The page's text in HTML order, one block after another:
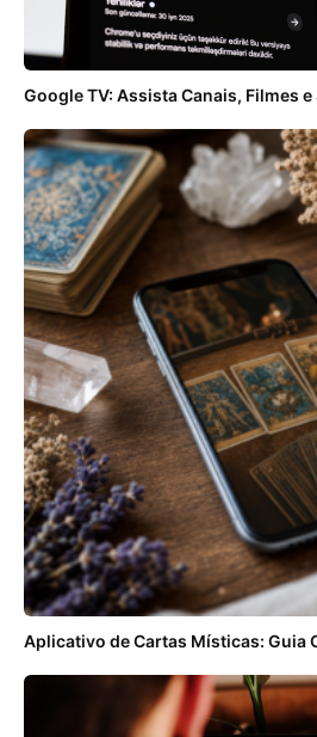
Google TV: Assista Canais, Filmes e
Aplicativo de Cartas Místicas: Guia